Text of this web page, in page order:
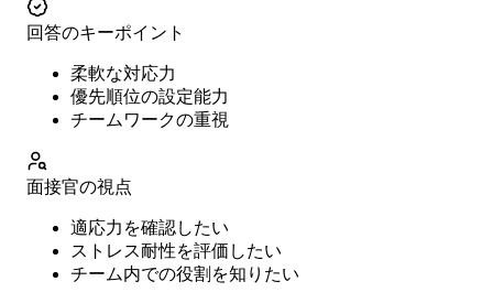
回答のキーポイント
柔軟な対応力
優先順位の設定能力
チームワークの重視
面接官の視点
適応力を確認したい
ストレス耐性を評価したい
チーム内での役割を知りたい